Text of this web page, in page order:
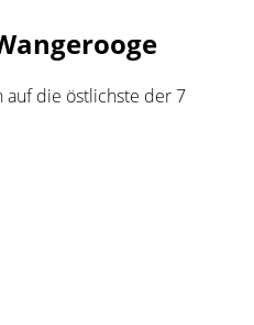
auf die östlichste der 7